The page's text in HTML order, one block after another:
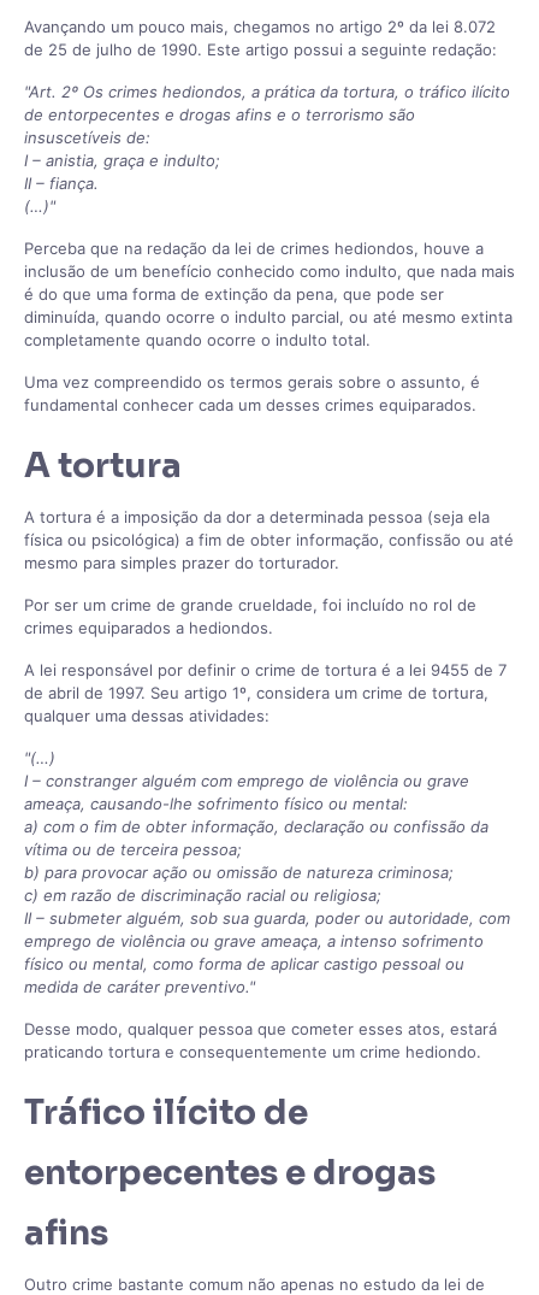
Avançando um pouco mais, chegamos no artigo 2º da lei 8.072
de 25 de julho de 1990. Este artigo possui a seguinte redação:
"Art. 2º Os crimes hediondos, a prática da tortura, o tráfico ilícito
de entorpecentes e drogas afins e o terrorismo são
insuscetíveis de:
I – anistia, graça e indulto;
II – fiança.
(…)"
Perceba que na redação da lei de crimes hediondos, houve a
inclusão de um benefício conhecido como indulto, que nada mais
é do que uma forma de extinção da pena, que pode ser
diminuída, quando ocorre o indulto parcial, ou até mesmo extinta
completamente quando ocorre o indulto total.
Uma vez compreendido os termos gerais sobre o assunto, é
fundamental conhecer cada um desses crimes equiparados.
A tortura
A tortura é a imposição da dor a determinada pessoa (seja ela
física ou psicológica) a fim de obter informação, confissão ou até
mesmo para simples prazer do torturador.
Por ser um crime de grande crueldade, foi incluído no rol de
crimes equiparados a hediondos.
A lei responsável por definir o crime de tortura é a lei 9455 de 7
de abril de 1997. Seu artigo 1º, considera um crime de tortura,
qualquer uma dessas atividades:
"(…)
I – constranger alguém com emprego de violência ou grave
ameaça, causando-lhe sofrimento físico ou mental:
a) com o fim de obter informação, declaração ou confissão da
vítima ou de terceira pessoa;
b) para provocar ação ou omissão de natureza criminosa;
c) em razão de discriminação racial ou religiosa;
II – submeter alguém, sob sua guarda, poder ou autoridade, com
emprego de violência ou grave ameaça, a intenso sofrimento
físico ou mental, como forma de aplicar castigo pessoal ou
medida de caráter preventivo."
Desse modo, qualquer pessoa que cometer esses atos, estará
praticando tortura e consequentemente um crime hediondo.
Tráfico ilícito de
entorpecentes e drogas
afins
Outro crime bastante comum não apenas no estudo da lei de